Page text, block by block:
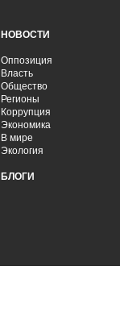
НОВОСТИ
Оппозиция
Власть
Общество
Регионы
Коррупция
Экономика
В мире
Экология
БЛОГИ